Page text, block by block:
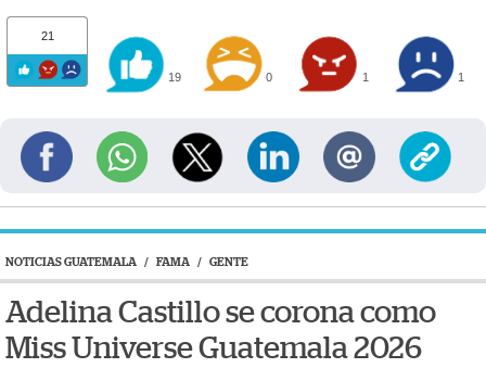
21
19 0 1 1
NOTICIAS GUATEMALA / FAMA / GENTE
Adelina Castillo se corona como
Miss Universe Guatemala 2026